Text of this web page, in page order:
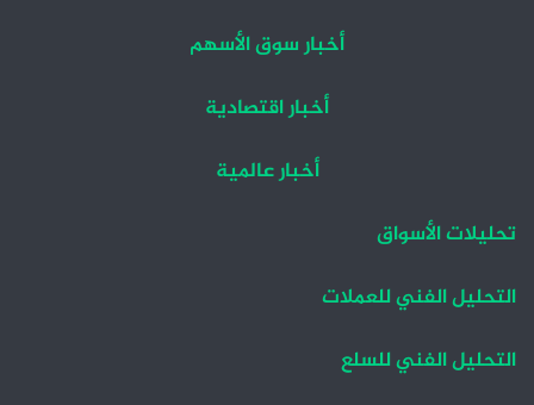
أخبار سوق الأسهم
أخبار اقتصادية
أخبار عالمية
تحليلات الأسواق
التحليل الفني للعملات
التحليل الفني للسلع